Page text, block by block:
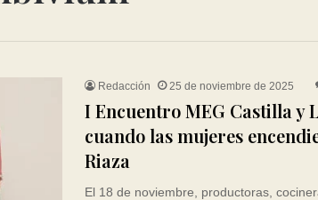
Redacción 25 de noviembre de 2025
I Encuentro MEG Castilla y
cuando las mujeres
Riaza
El 18 de noviembre, productoras,